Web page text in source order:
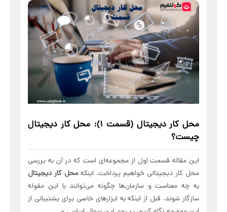
محل کار دیجیتال (قسمت 1):
محل کار دیجیتال
چیست؟
این مقاله قسمت اول از مجموعه‌ای است که در آن به بررسی
محل کار دیجیتالی خواهیم پرداخت. اینکه محل کار دیجیتال
به چه معناست و سازمان‌ها چگونه می‌توانند با این مقوله
سازگار شوند. قبل از اینکه به ابزارهای خاصی برای پشتیبانی از